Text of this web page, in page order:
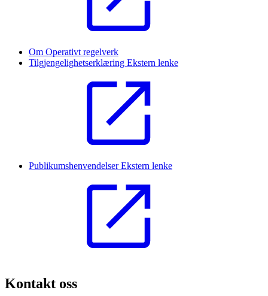
Om Operativt regelverk
Tilgjengelighetserklæring Ekstern lenke
PublikumshenvendelserEkstern lenke
Kontakt oss